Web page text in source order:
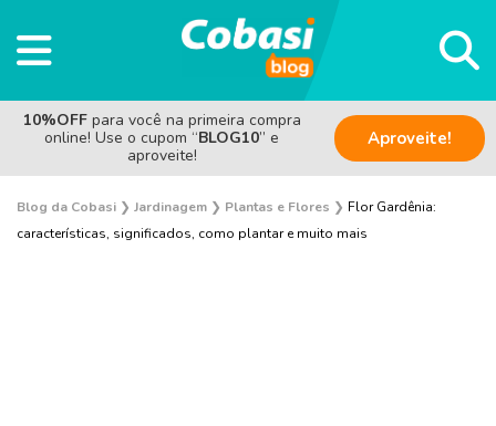
10%OFF para você na primeira compra
online! Use o cupom “BLOG10” e
aproveite!
Aproveite!
Blog da Cobasi ❯ Jardinagem ❯ Plantas e Flores ❯ Flor Gardênia:
características, significados, como plantar e muito mais